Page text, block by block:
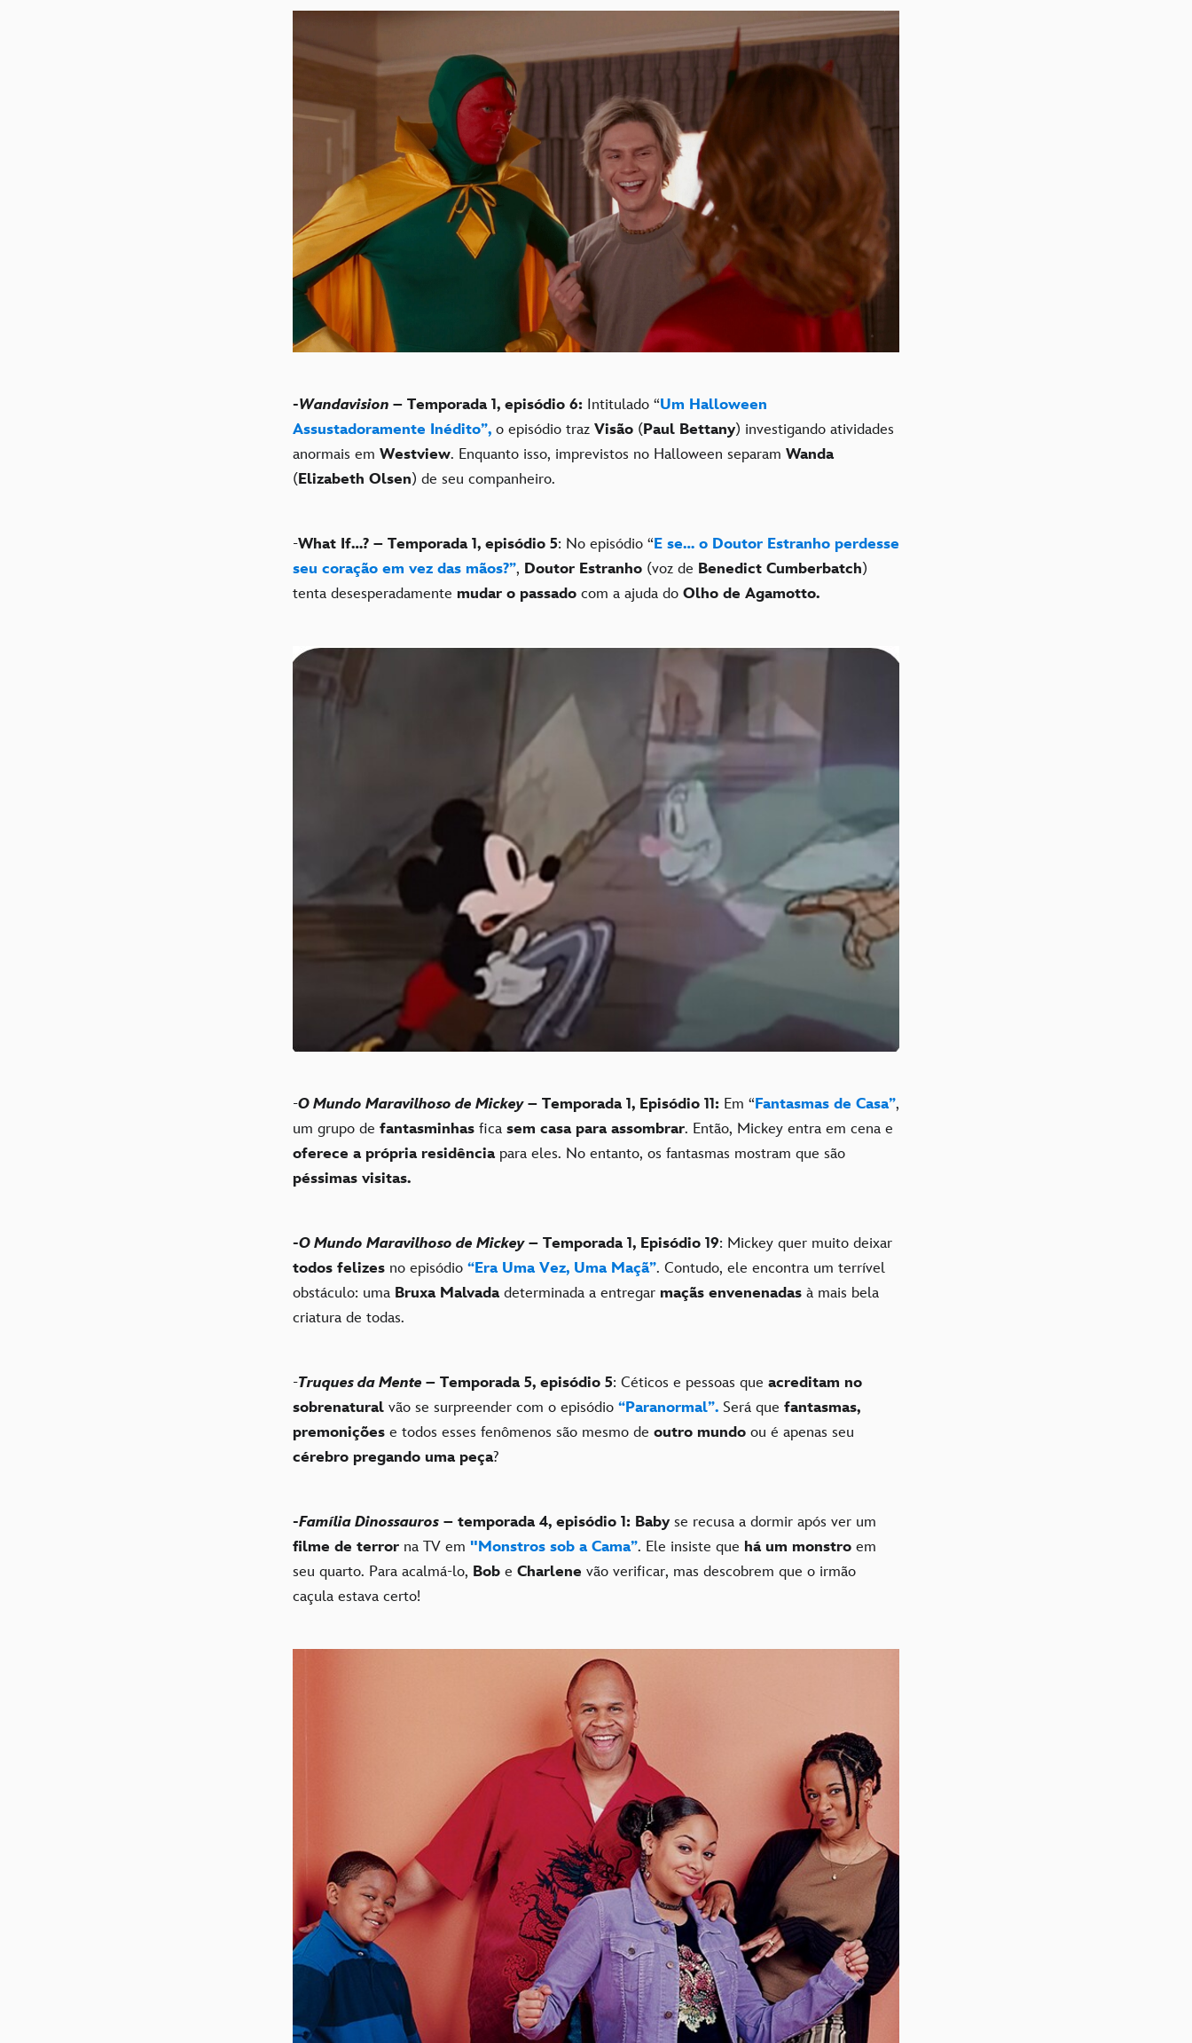
-Wandavision – Temporada 1, episódio 6: Intitulado “Um Halloween
Assustadoramente Inédito”, o episódio traz Visão (Paul Bettany) investigando atividades
anormais em Westview. Enquanto isso, imprevistos no Halloween separam Wanda
(Elizabeth Olsen) de seu companheiro.
-What If…? – Temporada 1, episódio 5: No episódio “E se… o Doutor Estranho perdesse
seu coração em vez das mãos?”, Doutor Estranho (voz de Benedict Cumberbatch)
tenta desesperadamente mudar o passado com a ajuda do Olho de Agamotto.
-O Mundo Maravilhoso de Mickey– Temporada 1, Episódio 11: Em “Fantasmas de Casa”,
um grupo de fantasminhas fica sem casa para assombrar. Então, Mickey entra em cena e
oferece a própria residênciapara eles. No entanto, os fantasmas mostram que são
péssimas visitas.
-O Mundo Maravilhoso de Mickey– Temporada 1, Episódio 19: Mickey quer muito deixar
todos felizes no episódio “Era Uma Vez, Uma Maçã”. Contudo, ele encontra um terrível
obstáculo: uma Bruxa Malvadadeterminada a entregar maçãs envenenadas à mais bela
criatura de todas.
-Truques da Mente – Temporada 5, episódio 5: Céticos e pessoas que acreditam no
sobrenatural vão se surpreender com o episódio “Paranormal”. Será que fantasmas,
premonições e todos esses fenômenos são mesmo de outro mundo ou é apenas seu
cérebro pregando uma peça?
-Família Dinossauros – temporada 4, episódio 1: Baby se recusa a dormir após ver um
filme de terror na TV em "Monstros sob a Cama”. Ele insiste que há um monstro em
seu quarto. Para acalmá-lo, Bob e Charlene vão verificar, mas descobrem que o irmão
caçula estava certo!